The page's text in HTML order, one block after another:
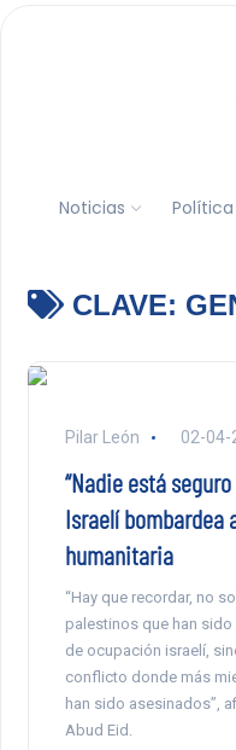
Noticias Política
CLAVE:
Pilar León 02-04-
“Nadie está
Israelí bombardea
humanitaria
“Hay que recordar, no
palestinos que han
de ocupación israelí,
conflicto donde más
han sido asesinados”,
Abud Eid.